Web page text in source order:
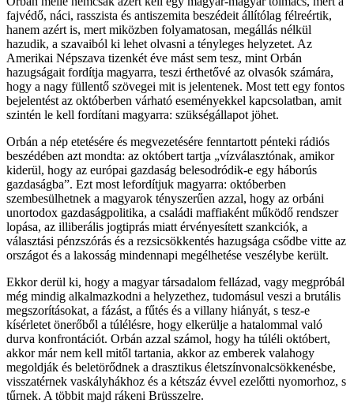
fajvédő, náci, rasszista és antiszemita beszédeit állítólag félreértik,
hanem azért is, mert miközben folyamatosan, megállás nélkül
hazudik, a szavaiból ki lehet olvasni a tényleges helyzetet. Az
Amerikai Népszava tizenkét éve mást sem tesz, mint Orbán
hazugságait fordítja magyarra, teszi érthetővé az olvasók számára,
hogy a nagy füllentő szövegei mit is jelentenek. Most tett egy fontos
bejelentést az októberben várható eseményekkel kapcsolatban, amit
szintén le kell fordítani magyarra: szükségállapot jöhet.
Orbán a nép etetésére és megvezetésére fenntartott pénteki rádiós
beszédében azt mondta: az októbert tartja „vízválasztónak, amikor
kiderül, hogy az európai gazdaság belesodródik-e egy háborús
gazdaságba”. Ezt most lefordítjuk magyarra: októberben
szembesülhetnek a magyarok tényszerűen azzal, hogy az orbáni
unortodox gazdaságpolitika, a családi maffiaként működő rendszer
lopása, az illiberális jogtiprás miatt érvényesített szankciók, a
választási pénzszórás és a rezsicsökkentés hazugsága csődbe vitte az
országot és a lakosság mindennapi megélhetése veszélybe került.
Ekkor derül ki, hogy a magyar társadalom fellázad, vagy megpróbál
még mindig alkalmazkodni a helyzethez, tudomásul veszi a brutális
megszorításokat, a fázást, a fűtés és a villany hiányát, s tesz-e
kísérletet önerőből a túlélésre, hogy elkerülje a hatalommal való
durva konfrontációt. Orbán azzal számol, hogy ha túléli októbert,
akkor már nem kell mitől tartania, akkor az emberek valahogy
megoldják és beletörődnek a drasztikus életszínvonalcsökkenésbe,
visszatérnek vaskályhákhoz és a kétszáz évvel ezelőtti nyomorhoz, s
tűrnek. A többit majd rákeni Brüsszelre.